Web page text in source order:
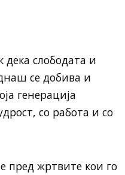
дека слободата и
се добива и
генерација
со работа и со
пред жртвите кои го